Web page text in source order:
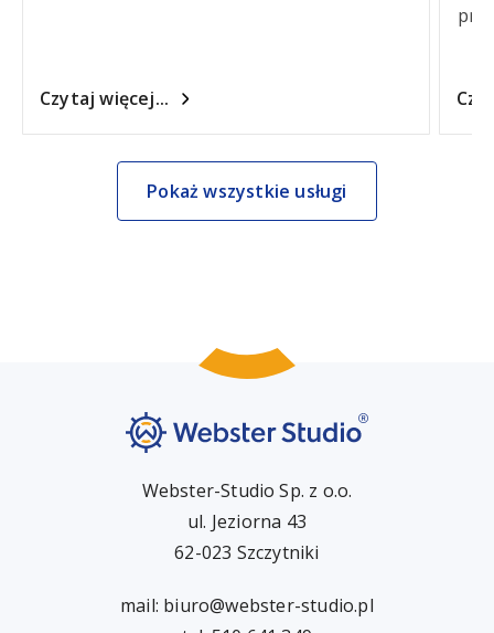
Czytaj więcej...
Pokaż wszystkie usługi
Webster-Studio Sp. z o.o.
ul. Jeziorna 43
62-023 Szczytniki
mail: biuro@webster-studio.pl